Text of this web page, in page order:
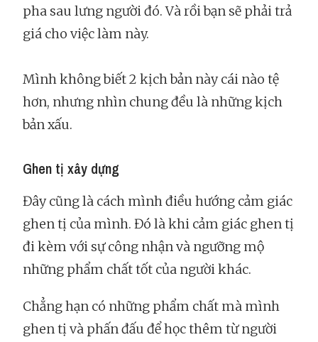
pha sau lưng người đó. Và rồi bạn sẽ phải trả
giá cho việc làm này.
Mình không biết 2 kịch bản này cái nào tệ
hơn, nhưng nhìn chung đều là những kịch
bản xấu.
Ghen tị xây dựng
Đây cũng là cách mình điều hướng cảm giác
ghen tị của mình. Đó là khi cảm giác ghen tị
đi kèm với sự công nhận và ngưỡng mộ
những phẩm chất tốt của người khác.
Chẳng hạn có những phẩm chất mà mình
ghen tị và phấn đấu để học thêm từ người